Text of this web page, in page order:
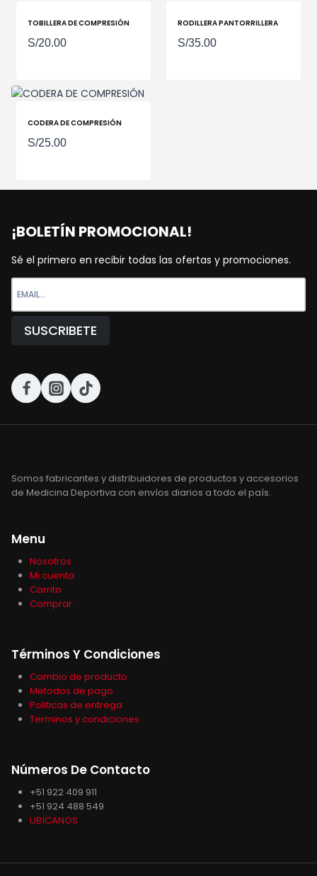
TOBILLERA DE COMPRESIÓN
S/20.00
RODILLERA PANTORRILLERA
S/35.00
CODERA DE COMPRESIÓN
S/25.00
¡BOLETÍN PROMOCIONAL!
Sé el primero en recibir todas las ofertas y promociones.
Somos fabricantes y distribuidores de productos y accesorios
de Medicina Deportiva con envíos diarios a todo el país.
Menu
Nosotros
Mi cuenta
Carrito
Comprar
Términos Y Condiciones
Cambio de producto
Metodos de pago
Politicas de entrega
Terminos y condiciones
Números De Contacto
+51 922 409 911
+51 924 488 549
UBÍCANOS